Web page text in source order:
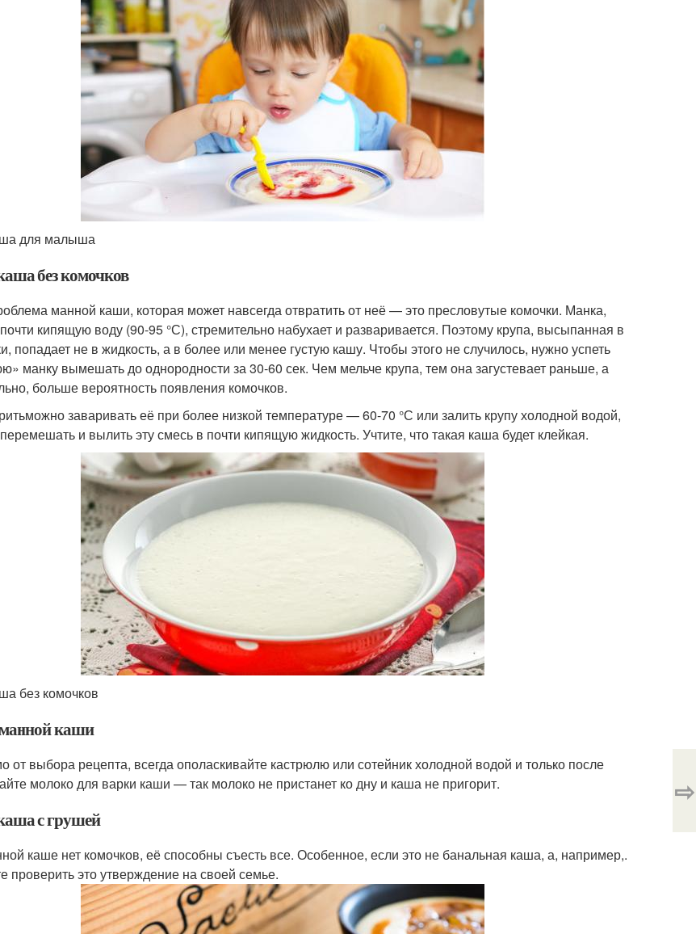
для малыша
без комочков
манной каши, которая может навсегда отвратить от неё — это пресловутые комочки. Манка,
кипящую воду (90-95 °С), стремительно набухает и разваривается. Поэтому крупа, высыпанная в
попадает не в жидкость, а в более или менее густую кашу. Чтобы этого не случилось, нужно успеть
манку вымешать до однородности за 30-60 сек. Чем мельче крупа, тем она загустевает раньше, а
больше вероятность появления комочков.
заваривать её при более низкой температуре — 60-70 °С или залить крупу холодной водой,
и вылить эту смесь в почти кипящую жидкость. Учтите, что такая каша будет клейкая.
без комочков
каши
от выбора рецепта, всегда ополаскивайте кастрюлю или сотейник холодной водой и только после
молоко для варки каши — так молоко не пристанет ко дну и каша не пригорит.
с грушей
каше нет комочков, её способны съесть все. Особенное, если это не банальная каша, а, например,.
проверить это утверждение на своей семье.
⇨